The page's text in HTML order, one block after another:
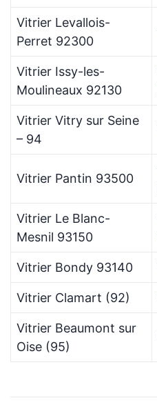
Vitrier Levallois-
Perret 92300
Vitrier Issy-les-
Moulineaux 92130
Vitrier Vitry sur Seine
– 94
Vitrier Pantin 93500
Vitrier Le Blanc-
Mesnil 93150
Vitrier Bondy 93140
Vitrier Clamart (92)
Vitrier Beaumont sur
Oise (95)